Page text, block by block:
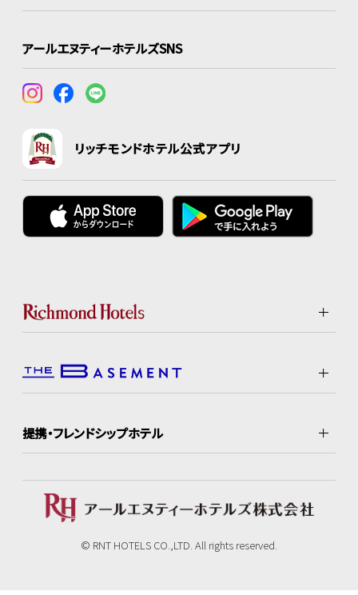
アールエヌティーホテルズSNS
リッチモンドホテル公式アプリ
提携・フレンドシップホテル
© RNT HOTELS CO.,LTD. All rights reserved.